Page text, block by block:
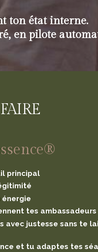
ton état interne.
en pilote
principal
énergie
tes ambassadeurs
avec justesse sans te
et tu adaptes​​​​​​​ tes